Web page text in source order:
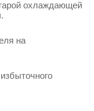
охлаждающей
на